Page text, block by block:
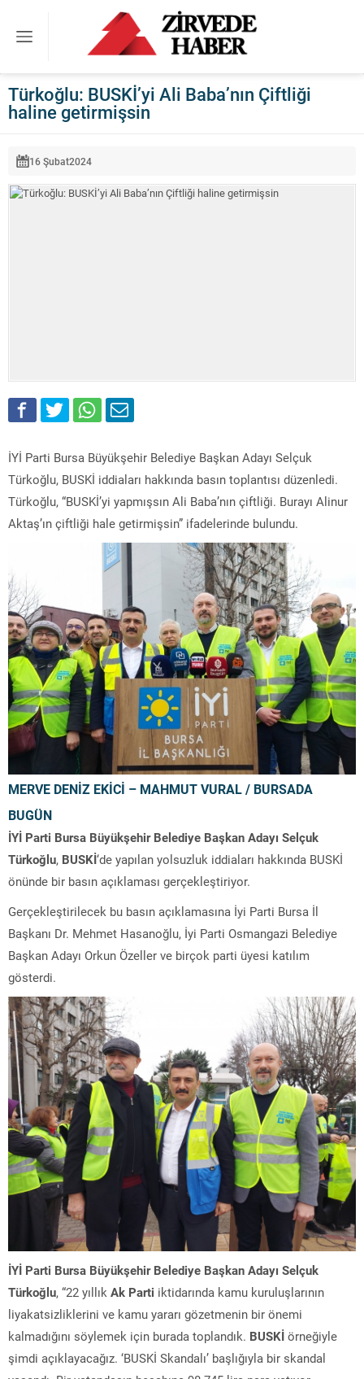
Türkoğlu: BUSKİ’yi Ali Baba’nın Çiftliği
haline getirmişsin
16 Şubat2024
İYİ Parti Bursa Büyükşehir Belediye Başkan Adayı Selçuk
Türkoğlu, BUSKİ iddiaları hakkında basın toplantısı düzenledi.
Türkoğlu, “BUSKİ’yi yapmışsın Ali Baba’nın çiftliği. Burayı Alinur
Aktaş’ın çiftliği hale getirmişsin” ifadelerinde bulundu.
MERVE DENİZ EKİCİ – MAHMUT VURAL / BURSADA
BUGÜN
İYİ Parti Bursa Büyükşehir Belediye Başkan Adayı Selçuk
Türkoğlu, BUSKİ‘de yapılan yolsuzluk iddiaları hakkında BUSKİ
önünde bir basın açıklaması gerçekleştiriyor.
Gerçekleştirilecek bu basın açıklamasına İyi Parti Bursa İl
Başkanı Dr. Mehmet Hasanoğlu, İyi Parti Osmangazi Belediye
Başkan Adayı Orkun Özeller ve birçok parti üyesi katılım
gösterdi.
İYİ Parti Bursa Büyükşehir Belediye Başkan Adayı Selçuk
Türkoğlu, “22 yıllık Ak Parti iktidarında kamu kuruluşlarının
liyakatsizliklerini ve kamu yararı gözetmenin bir önemi
kalmadığını söylemek için burada toplandık. BUSKİ örneğiyle
şimdi açıklayacağız. ‘BUSKİ Skandalı’ başlığıyla bir skandal